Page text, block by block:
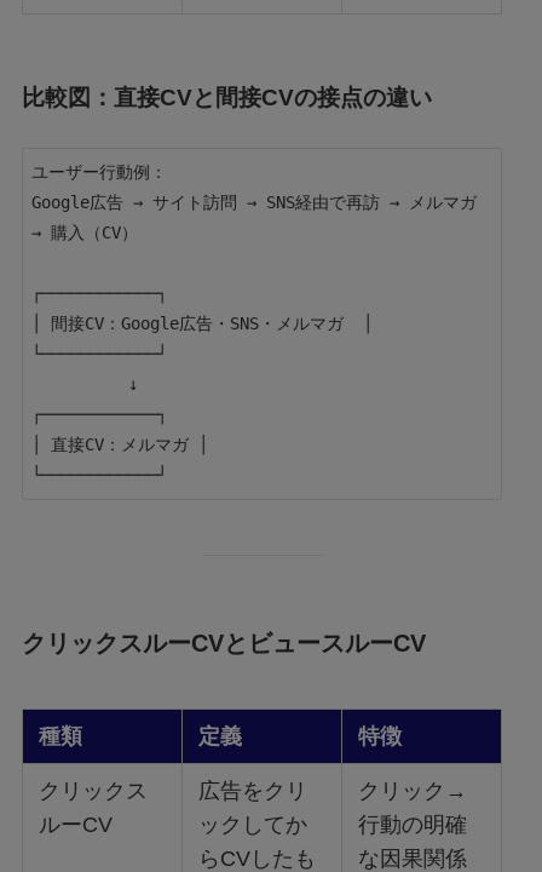
比較図：直接CVと間接CVの接点の違い
ユーザー行動例：
Google広告 → サイト訪問 → SNS経由で再訪 → メルマガ
→ 購入（CV）
┌────────────┐
│ 間接CV：Google広告・SNS・メルマガ  │
└────────────┘
┌────────────┐
│ 直接CV：メルマガ │
クリックスルーCVとビュースルーCV
種類 定義 特徴
クリックス
ルーCV
広告をクリ
ックしてか
らCVしたも
クリック→
行動の明確
な因果関係